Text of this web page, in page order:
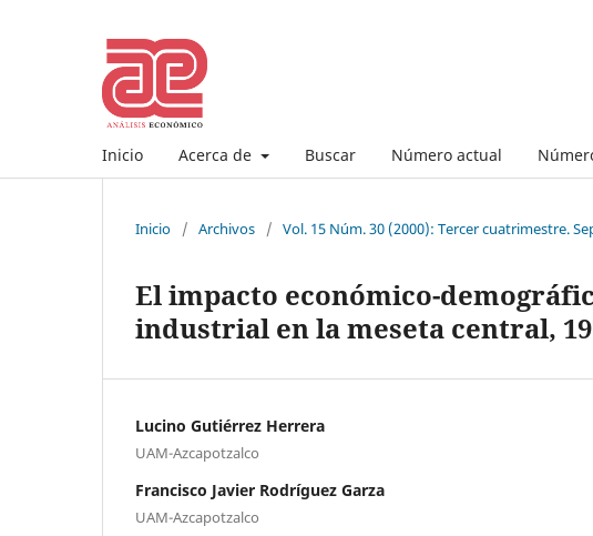
Inicio Acerca de Buscar Número actual
Inicio / Archivos / Vol. 15 Núm. 30 (2000): Tercer cuatrimestre.
El impacto económico-
industrial en la meseta central,
Lucino Gutiérrez Herrera
UAM-Azcapotzalco
Francisco Javier Rodríguez Garza
UAM-Azcapotzalco